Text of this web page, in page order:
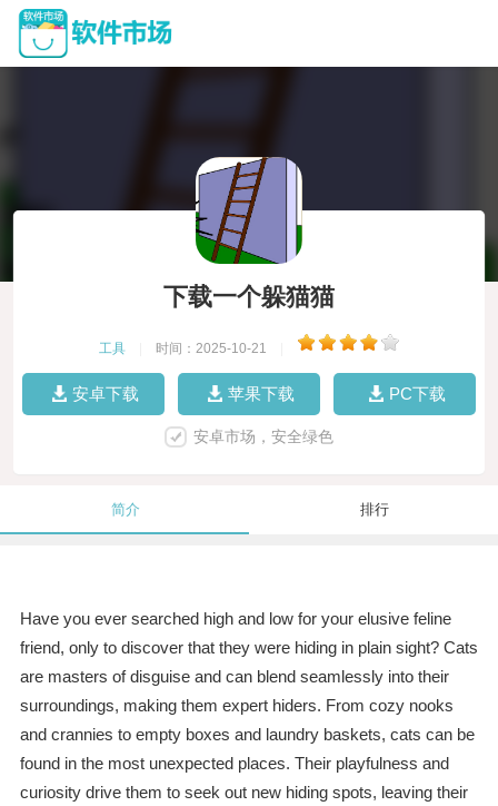
下载一个躲猫猫
工具 时间：2025-10-21
安卓下载 苹果下载 PC下载
安卓市场，安全绿色
简介 排行
Have you ever searched high and low for your elusive feline
friend, only to discover that they were hiding in plain sight? Cats
are masters of disguise and can blend seamlessly into their
surroundings, making them expert hiders. From cozy nooks
and crannies to empty boxes and laundry baskets, cats can be
found in the most unexpected places. Their playfulness and
curiosity drive them to seek out new hiding spots, leaving their